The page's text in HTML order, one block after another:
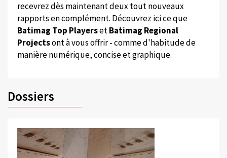
recevrez dès maintenant deux tout nouveaux
rapports en complément. Découvrez ici ce que
Batimag Top PlayersetBatimag Regional
Projectsont à vous offrir - comme d'habitude de
manière numérique, concise et graphique.
Dossiers